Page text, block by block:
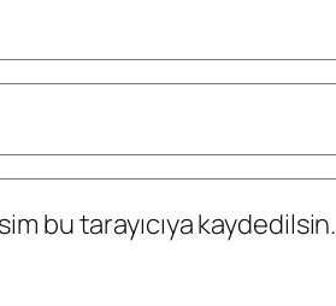
bu tarayıcıya kaydedilsin.